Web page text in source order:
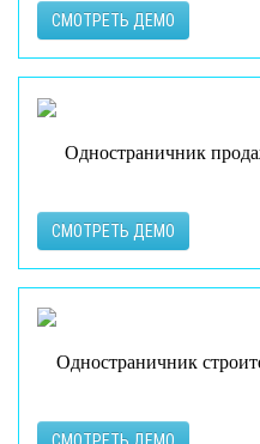
СМОТРЕТЬ ДЕМО
Одностраничник
СМОТРЕТЬ ДЕМО
Одностраничник